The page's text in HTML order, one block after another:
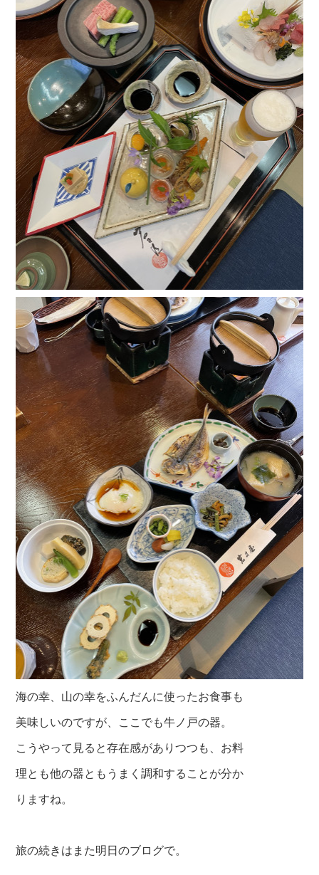
海の幸、山の幸をふんだんに使ったお食事も
美味しいのですが、ここでも牛ノ戸の器。
こうやって見ると存在感がありつつも、お料
理とも他の器ともうまく調和することが分か
りますね。
旅の続きはまた明日のブログで。